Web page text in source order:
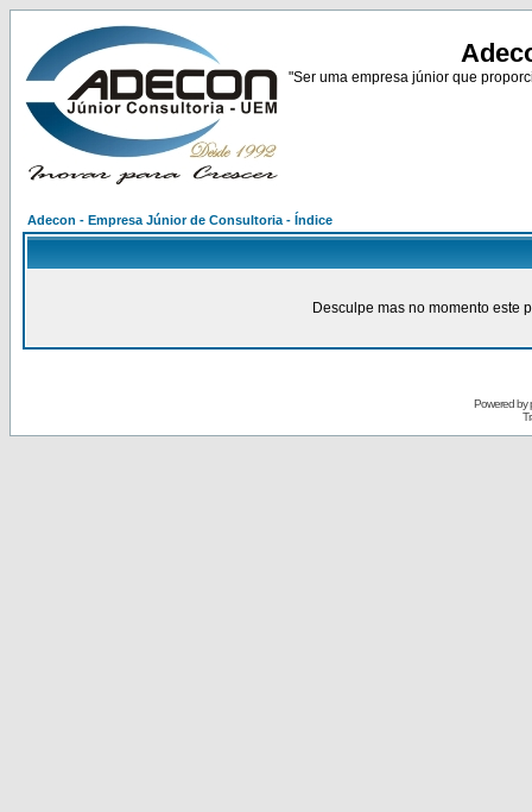
"Ser uma empresa júnior que
Adecon - Empresa Júnior de Consultoria - Índice
Desculpe mas no momento este
Powered by